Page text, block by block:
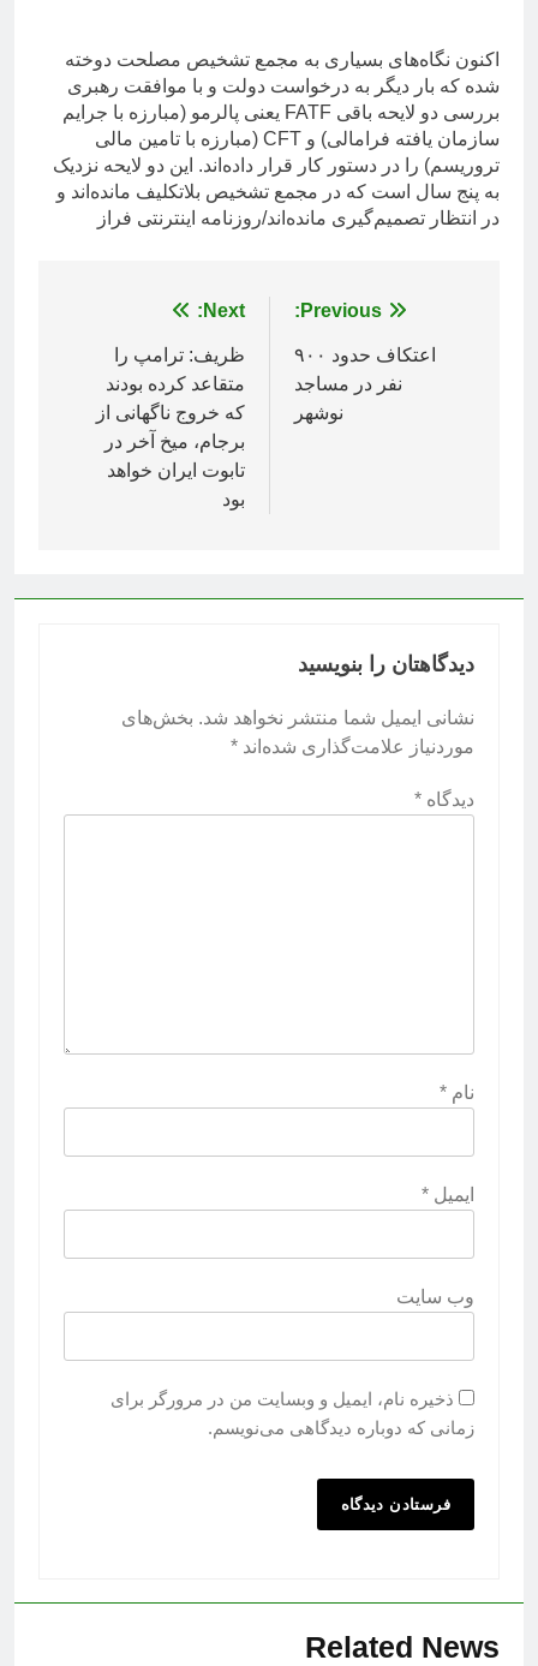
اکنون نگاه‌های بسیاری به مجمع تشخیص مصلحت دوخته
شده که بار دیگر به درخواست دولت و با موافقت رهبری
بررسی دو لایحه باقی FATF یعنی پالرمو (مبارزه با جرایم
سازمان‌ یافته فرامالی) و CFT (مبارزه با تامین مالی
تروریسم) را در دستور کار قرار داده‌اند. این دو لایحه نزدیک
به پنج سال است که در مجمع تشخیص بلاتکلیف مانده‌اند و
در انتظار تصمیم‌گیری مانده‌اند/روزنامه اینترنتی فراز
راهبری
نوشته
Previous:
اعتکاف حدود ۹۰۰
نفر در مساجد
نوشهر
Next:
ظریف: ترامپ را
متقاعد کرده بودند
که خروج ناگهانی از
برجام، میخ آخر در
تابوت ایران خواهد
بود
دیدگاهتان را بنویسید
نشانی ایمیل شما منتشر نخواهد شد. بخش‌های
موردنیاز علامت‌گذاری شده‌اند *
دیدگاه *
نام *
ایمیل *
وب‌ سایت
ذخیره نام، ایمیل و وبسایت من در مرورگر برای
زمانی که دوباره دیدگاهی می‌نویسم.
Related News